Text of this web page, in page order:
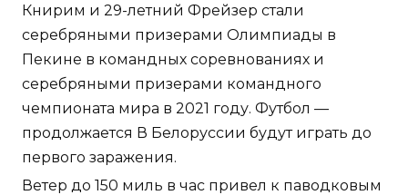
Книрим и 29-летний Фрейзер стали
серебряными призерами Олимпиады в
Пекине в командных соревнованиях и
серебряными призерами командного
чемпионата мира в 2021 году. Футбол —
продолжается В Белоруссии будут играть до
первого заражения.
Ветер до 150 миль в час привел к паводковым